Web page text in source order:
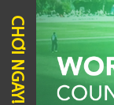
CHƠI NGAY!